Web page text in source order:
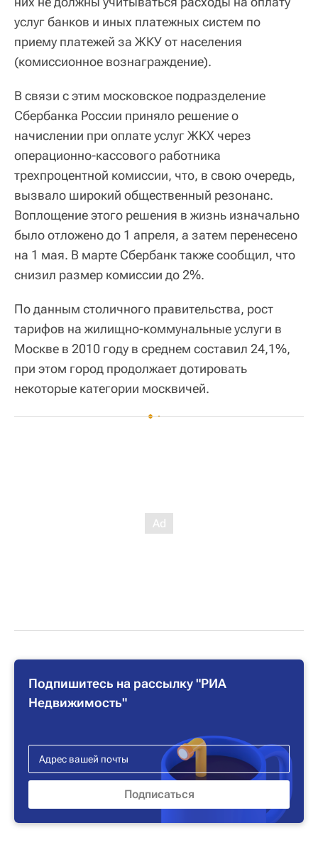
услуг банков и иных платежных систем по
приему платежей за ЖКУ от населения
(комиссионное вознаграждение).
В связи с этим московское подразделение
Сбербанка России приняло решение о
начислении при оплате услуг ЖКХ через
операционно-кассового работника
трехпроцентной комиссии, что, в свою очередь,
вызвало широкий общественный резонанс.
Воплощение этого решения в жизнь изначально
было отложено до 1 апреля, а затем перенесено
на 1 мая. В марте Сбербанк также сообщил, что
снизил размер комиссии до 2%.
По данным столичного правительства, рост
тарифов на жилищно-коммунальные услуги в
Москве в 2010 году в среднем составил 24,1%,
при этом город продолжает дотировать
некоторые категории москвичей.
Подпишитесь на рассылку "РИА
Недвижимость"